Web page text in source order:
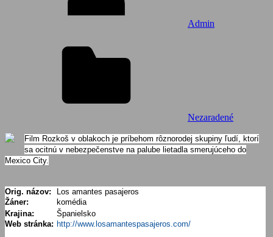
Admin
Nezaradené
Film Rozkoš v oblakoch je príbehom rôznorodej skupiny ľudí, ktorí
sa ocitnú v nebezpečenstve na palube lietadla smerujúceho do
Mexico City.
Orig. názov:
Los amantes pasajeros
Žáner:
komédia
Krajina:
Španielsko
Web stránka: http://www.losamantespasajeros.com/